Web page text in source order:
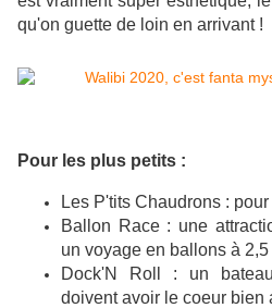
qu'on guette de loin en arrivant !
Pour les plus petits :
Les P'tits Chaudrons :
Ballon Race : une
un voyage en ballons à
Dock'N Roll : un
doivent avoir le coeur bien